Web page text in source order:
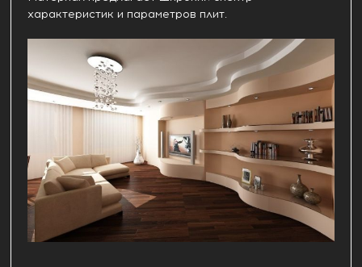
характеристик и параметров плит.